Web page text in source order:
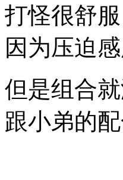
打怪很舒
因为压迫
但是组合
跟小弟的